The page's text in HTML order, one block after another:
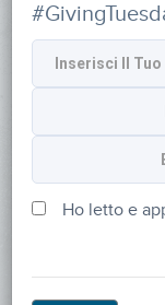
via
Ho letto e